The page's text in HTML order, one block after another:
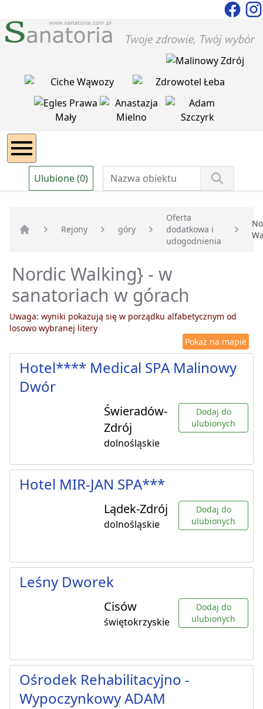
Ulubione (0)
Rejony góry
Oferta
dodatkowa i
udogodnienia
Nordic Walking} - w
sanatoriach w górach
Uwaga: wyniki pokazują się w porządku alfabetycznym od
losowo wybranej litery
Pokaż na mapie
Hotel**** Medical SPA Malinowy
Dwór
Świeradów-
Zdrój
dolnośląskie
Dodaj do
ulubionych
Hotel MIR-JAN SPA***
Lądek-Zdrój
dolnośląskie
Dodaj do
ulubionych
Leśny Dworek
Cisów
świętokrzyskie
Dodaj do
ulubionych
Ośrodek Rehabilitacyjno -
Wypoczynkowy ADAM